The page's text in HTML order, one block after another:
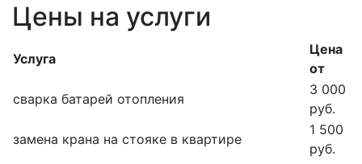
Цены на услуги
Услуга
Цена
от
сварка батарей отопления
3 000
руб.
замена крана на стояке в квартире
1 500
руб.